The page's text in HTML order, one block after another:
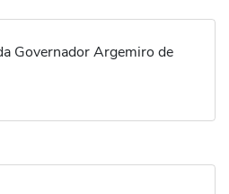
Governador Argemiro de